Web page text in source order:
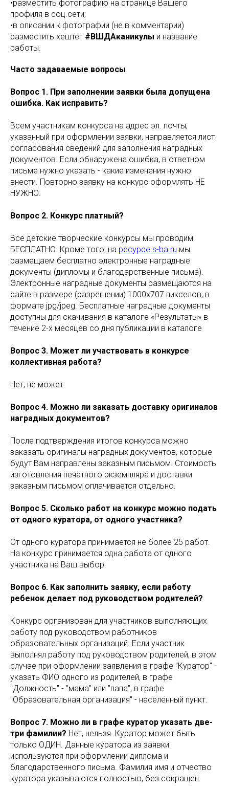
•разместить фотографию на странице Вашего
профиля в соц.сети;
•в описании к фотографии (не в комментарии)
разместить хештег #ВШДАканикулы и название
работы.
Часто задаваемые вопросы
Вопрос 1. При заполнении заявки была допущена
ошибка. Как исправить?
Всем участникам конкурса на адрес эл. почты,
указанный при оформлении заявки, направляется лист
согласования сведений для заполнения наградных
документов. Если обнаружена ошибка, в ответном
письме нужно указать - какие изменения нужно
внести. Повторно заявку на конкурс оформлять НЕ
НУЖНО.
Вопрос 2. Конкурс платный?
Все детские творческие конкурсы мы проводим
БЕСПЛАТНО. Кроме того, на ресурсе s-ba.ru мы
размещаем бесплатно электронные наградные
документы (дипломы и благодарственные письма).
Электронные наградные документы размещаются на
сайте в размере (разрешении) 1000х707 пикселов, в
формате jpg/jpeg. Бесплатные наградные документы
доступны для скачивания в каталоге «Результаты» в
течение 2-х месяцев со дня публикации в каталоге
Вопрос 3. Может ли участвовать в конкурсе
коллективная работа?
Нет, не может.
Вопрос 4. Можно ли заказать доставку оригиналов
наградных документов?
После подтверждения итогов конкурса можно
заказать оригиналы наградных документов, которые
будут Вам направлены заказным письмом. Стоимость
изготовления печатного экземпляра и доставки
заказным письмом оплачивается отдельно.
Вопрос 5. Сколько работ на конкурс можно подать
от одного куратора, от одного участника?
От одного куратора принимается не более 25 работ.
На конкурс принимается одна работа от одного
участника на Ваш выбор.
Вопрос 6. Как заполнить заявку, если работу
ребенок делает под руководством родителей?
Конкурс организован для участников выполняющих
работу под руководством работников
образовательных организаций. Если участник
выполнял работу под руководством родителей, в этом
случае при оформлении заявления в графе "Куратор" -
указать ФИО одного из родителей, в графе
"Должность" - "мама" или "папа", в графе
"Образовательная организация" - населенный пункт.
Вопрос 7. Можно ли в графе куратор указать две-
три фамилии? Нет, нельзя. Куратор может быть
только ОДИН. Данные куратора из заявки
используются при оформлении диплома и
благодарственного письма. Фамилия имя и отчество
куратора указываются полностью, без сокращен